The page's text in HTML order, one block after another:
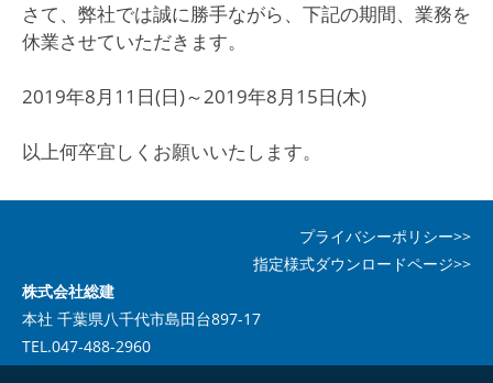
さて、弊社では誠に勝手ながら、下記の期間、業務を
休業させていただきます。
2019年8月11日(日)～2019年8月15日(木)
以上何卒宜しくお願いいたします。
プライバシーポリシー>>
指定様式ダウンロードページ>>
株式会社総建
本社 千葉県八千代市島田台897-17
TEL.047-488-2960